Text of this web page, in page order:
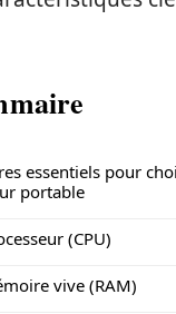
essentiels pour
portable
(CPU)
vive (RAM)